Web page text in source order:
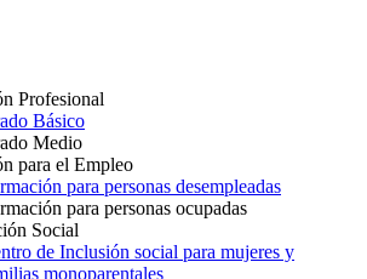
Profesional
Básico
Medio
para el Empleo
para personas desempleadas
para personas ocupadas
Social
de Inclusión social para mujeres y
monoparentales